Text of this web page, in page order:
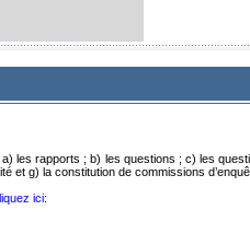
les rapports ; b) les questions ; c) les
et g) la constitution de commissions
ici: